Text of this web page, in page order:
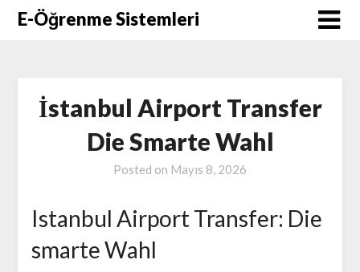
SkipE-Öğrenme Sistemleri
İstanbul Airport Transfer
Die Smarte Wahl
Posted on Mayıs 8, 2026
Istanbul Airport Transfer: Die
smarte Wahl